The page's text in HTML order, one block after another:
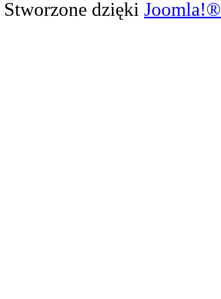
Stworzone dzięki Joomla!®